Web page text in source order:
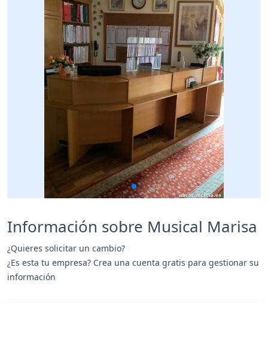
Información sobre Musical Marisa
¿Quieres solicitar un cambio?
¿Es esta tu empresa? Crea una cuenta gratis para gestionar su
información